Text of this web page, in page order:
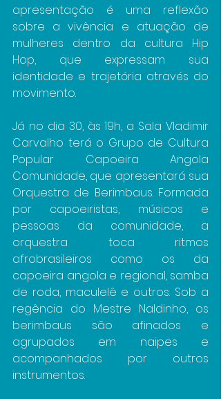
apresentação é uma reflexão
sobre a vivência e atuação de
mulheres dentro da cultura Hip
Hop, que expressam sua
identidade e trajetória através do
movimento.
Já no dia 30, às 19h, a Sala Vladimir
Carvalho terá o Grupo de Cultura
Popular Capoeira Angola
Comunidade, que apresentará sua
Orquestra de Berimbaus. Formada
por capoeiristas, músicos e
pessoas da comunidade, a
orquestra toca ritmos
afrobrasileiros como os da
capoeira angola e regional, samba
de roda, maculelê e outros. Sob a
regência do Mestre Naldinho, os
berimbaus são afinados e
agrupados em naipes e
acompanhados por outros
instrumentos.